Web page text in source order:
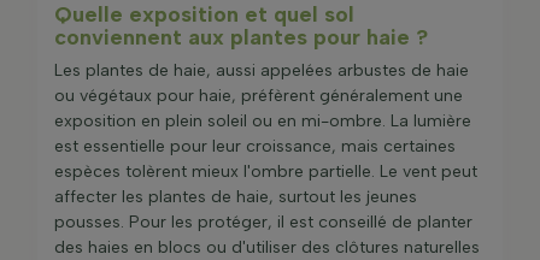
Quelle exposition et quel sol
conviennent aux plantes pour haie ?
Les plantes de haie, aussi appelées arbustes de haie
ou végétaux pour haie, préfèrent généralement une
exposition en plein soleil ou en mi-ombre. La lumière
est essentielle pour leur croissance, mais certaines
espèces tolèrent mieux l'ombre partielle. Le vent peut
affecter les plantes de haie, surtout les jeunes
pousses. Pour les protéger, il est conseillé de planter
des haies en blocs ou d'utiliser des clôtures naturelles